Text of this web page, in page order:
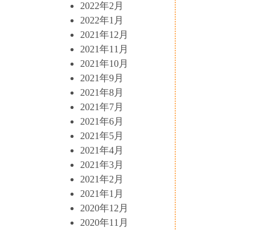
2022年2月
2022年1月
2021年12月
2021年11月
2021年10月
2021年9月
2021年8月
2021年7月
2021年6月
2021年5月
2021年4月
2021年3月
2021年2月
2021年1月
2020年12月
2020年11月